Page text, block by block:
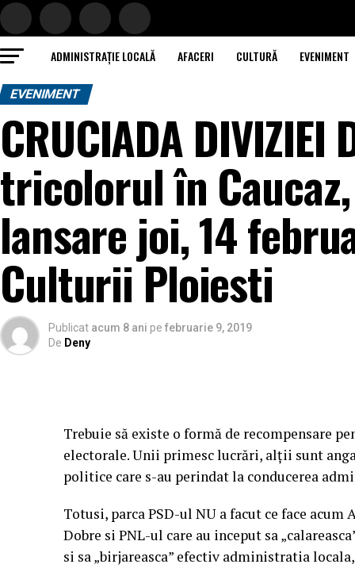
ADMINISTRAȚIE LOCALĂ AFACERI CULTURĂ EVENIMENT
EVENIMENT
CRUCIADA DIVIZIEI
tricolorul în Caucaz,
lansare joi, 14
Culturii Ploiesti
Publicat acum 8 ani pe februarie 9, 2019
De Deny
Trebuie să existe o formă de recompensare
electorale. Unii primesc lucrări, alţii sunt
politice care s-au perindat la conducerea
Totusi, parca PSD-ul NU a facut ce face acum
Dobre si PNL-ul care au inceput sa
si sa „birjareasca” efectiv administratia